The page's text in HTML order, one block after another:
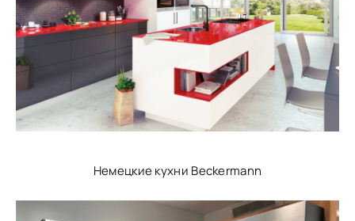
Немецкие кухни Beckermann